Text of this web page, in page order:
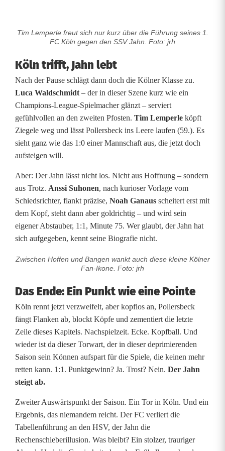
e
r
S
S
V
J
a
h
n
Tim Lemperle freut sich nur kurz über die Führung seines 1.
FC Köln gegen den SSV Jahn. Foto: jrh
Köln trifft, Jahn lebt
Nach der Pause schlägt dann doch die Kölner Klasse zu.
Luca Waldschmidt – der in dieser Szene kurz wie ein
Champions-League-Spielmacher glänzt – serviert
gefühlvollen an den zweiten Pfosten. Tim Lemperle köpft
Ziegele weg und lässt Pollersbeck ins Leere laufen (59.). Es
sieht ganz wie das 1:0 einer Mannschaft aus, die jetzt doch
aufsteigen will.
Aber: Der Jahn lässt nicht los. Nicht aus Hoffnung – sondern
aus Trotz. Anssi Suhonen, nach kurioser Vorlage vom
Schiedsrichter, flankt präzise, Noah Ganaus scheitert erst mit
dem Kopf, steht dann aber goldrichtig – und wird sein
eigener Abstauber, 1:1, Minute 75. Wer glaubt, der Jahn hat
sich aufgegeben, kennt seine Biografie nicht.
Zwischen Hoffen und Bangen wankt auch diese kleine Kölner
Fan-Ikone. Foto: jrh
Das Ende: Ein Punkt wie eine Pointe
Köln rennt jetzt verzweifelt, aber kopflos an, Pollersbeck
fängt Flanken ab, blockt Köpfe und zementiert die letzte
Zeile dieses Kapitels. Nachspielzeit. Ecke. Kopfball. Und
wieder ist da dieser Torwart, der in dieser deprimierenden
Saison sein Können aufspart für die Spiele, die keinen mehr
retten kann. 1:1. Punktgewinn? Ja. Trost? Nein. Der Jahn
steigt ab.
Zweiter Auswärtspunkt der Saison. Ein Tor in Köln. Und ein
Ergebnis, das niemandem reicht. Der FC verliert die
Tabellenführung an den HSV, der Jahn die
Rechenschieberillusion. Was bleibt? Ein stolzer, trauriger